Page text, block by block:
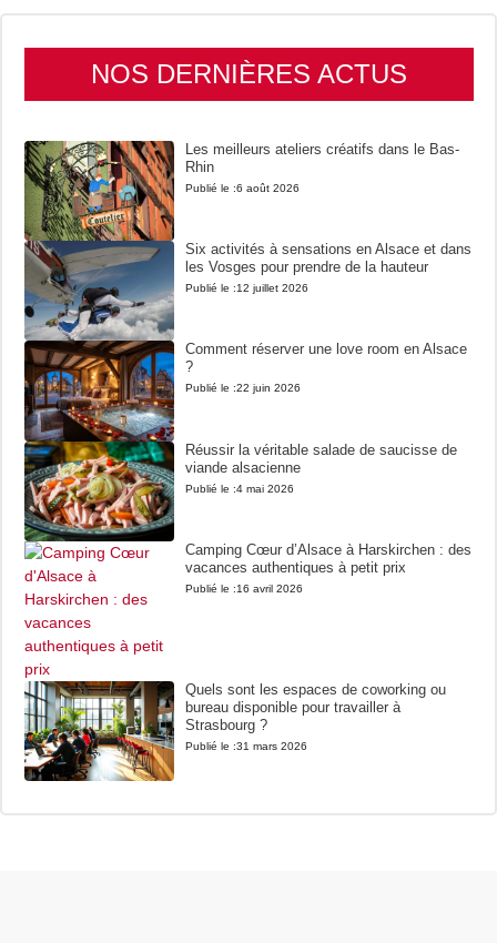
NOS DERNIÈRES ACTUS
Les meilleurs ateliers créatifs dans le Bas-
Rhin
Publié le :6 août 2026
Six activités à sensations en Alsace et dans
les Vosges pour prendre de la hauteur
Publié le :12 juillet 2026
Comment réserver une love room en Alsace
?
Publié le :22 juin 2026
Réussir la véritable salade de saucisse de
viande alsacienne
Publié le :4 mai 2026
Camping Cœur d’Alsace à Harskirchen : des
vacances authentiques à petit prix
Publié le :16 avril 2026
Quels sont les espaces de coworking ou
bureau disponible pour travailler à
Strasbourg ?
Publié le :31 mars 2026